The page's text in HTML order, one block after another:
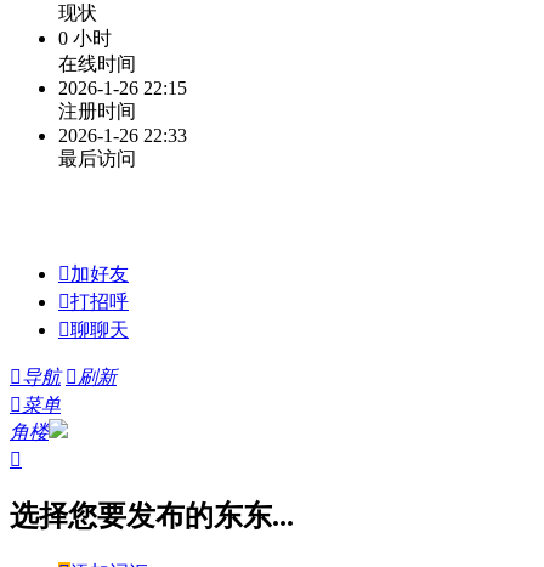
现状
0 小时
在线时间
2026-1-26 22:15
注册时间
2026-1-26 22:33
最后访问
加好友
打招呼
聊聊天
导航 刷新
菜单
角楼

选择您要发布的东东...